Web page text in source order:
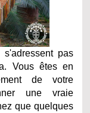
pas
Vous êtes en
de votre
une vraie
que quelques